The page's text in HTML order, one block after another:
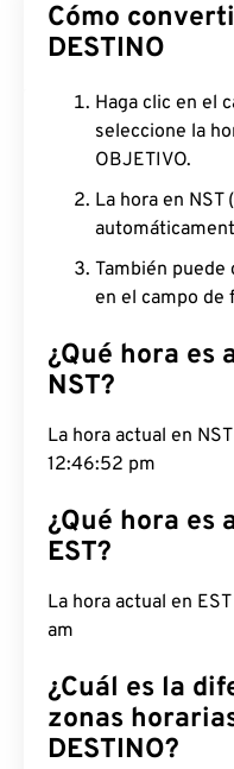
Cómo
DESTINO
Haga clic en el
seleccione la
OBJETIVO.
La hora en NST
También puede
en el campo de
¿Qué hora es
NST?
La hora actual en
12:46:53 pm
¿Qué hora es
EST?
La hora actual en
am
¿Cuál es la
zonas
DESTINO?